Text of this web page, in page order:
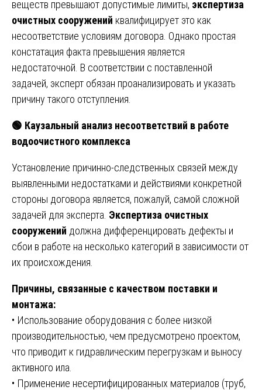
веществ превышают допустимые лимиты, экспертиза
очистных сооружений квалифицирует это как
несоответствие условиям договора. Однако простая
констатация факта превышения является
недостаточной. В соответствии с поставленной
задачей, эксперт обязан проанализировать и указать
причину такого отступления.
🟢 Каузальный анализ несоответствий в работе
водоочистного комплекса
Установление причинно-следственных связей между
выявленными недостатками и действиями конкретной
стороны договора является, пожалуй, самой сложной
задачей для эксперта. Экспертиза очистных
сооружений должна дифференцировать дефекты и
сбои в работе на несколько категорий в зависимости от
их происхождения.
Причины, связанные с качеством поставки и
монтажа:
• Использование оборудования с более низкой
производительностью, чем предусмотрено проектом,
что приводит к гидравлическим перегрузкам и выносу
активного ила.
• Применение несертифицированных материалов (труб,